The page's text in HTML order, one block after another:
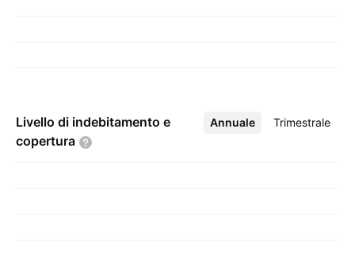
Livello di indebitamento e
copertura
Annuale Trimestrale
Altro